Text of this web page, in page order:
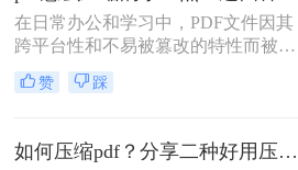
在日常办公和学习中，PDF文件因其
跨平台性和不易被篡改的特性而被广
泛使用。然而，有时PDF文件过大，
会给传输和存储带来不便。那么pdf怎
将PDF压缩得更小的方法。
赞 踩
如何压缩pdf？分享二种好用压缩方法！